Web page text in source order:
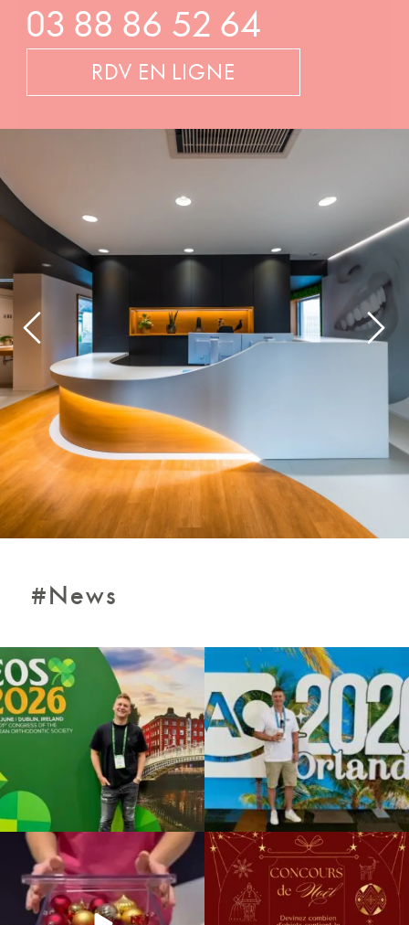
03 88 86 52 64
RDV EN LIGNE
#News
magoariec_orthodontie
Juin 9
magoariec_orthodontie
Mai 2
magoariec_orthodontie
magoariec_orthodontie
Déc 1